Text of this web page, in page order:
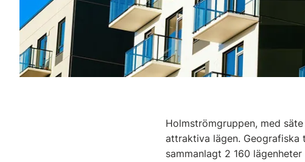
Holmströmgruppen, med
attraktiva lägen. Geografiska
sammanlagt 2 160